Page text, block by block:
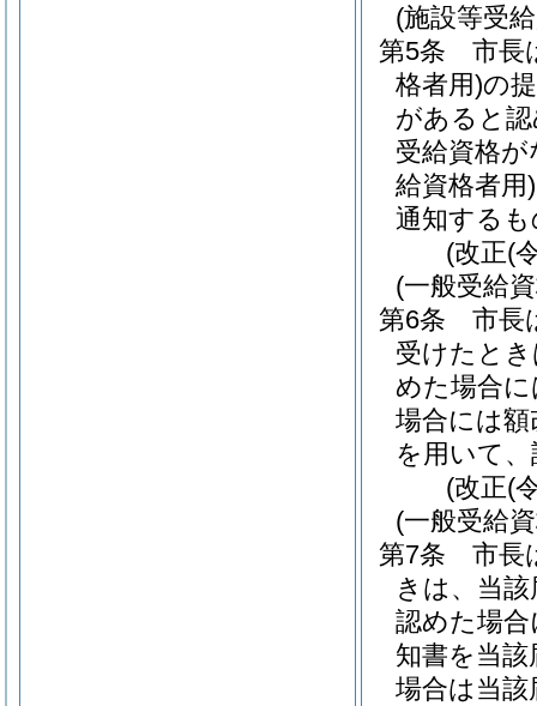
(施設等受
第5条
市長
格者用)の
があると
受給資格
給資格者用)
通知する
(改正(
(一般受給
第6条
市長
受けたと
めた場合
場合には
を用いて
(改正(
(一般受給
第7条
市長
きは、当
認めた場
知書を当
場合は当